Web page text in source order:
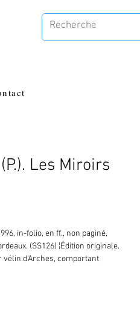
Les Miroirs
in-folio, en ff., non paginé,
(SS126) ¦Édition originale.
vélin d'Arches, comportant
au colophon. Infime éraflure